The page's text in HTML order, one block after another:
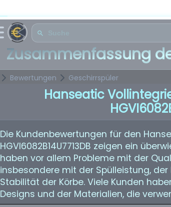
Zusammenfassung
Bewertungen Geschirrspüler
Hanseatic
Die Kundenbewertungen für den
HGVI6082B14U7713DB zeigen ein
haben vor allem Probleme mit der
insbesondere mit der Spülleistung,
Stabilität der Körbe. Viele Kunden
Designs und der Materialien, die